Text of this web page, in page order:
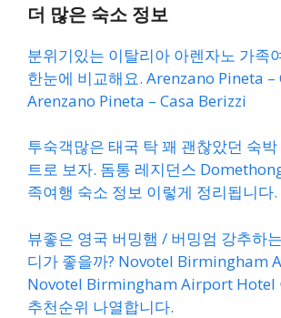
더 많은 숙소 정보
분위기있는 이탈리아 아렌자노 가족
한눈에 비교해요. Arenzano Pineta –
Arenzano Pineta – Casa Berizzi
투숙객많은 태국 탁 꽤 괜찮았던 숙
트로 보자. 돔통 레지던스
족여행 숙소 정보 이렇게 정리됩니다.
뷰좋은 영국 버밍햄 / 버밍엄 강추하
디가 좋을까? Novotel Birmingham
Novotel Birmingham Airport Hotel
추천순위 나열합니다.